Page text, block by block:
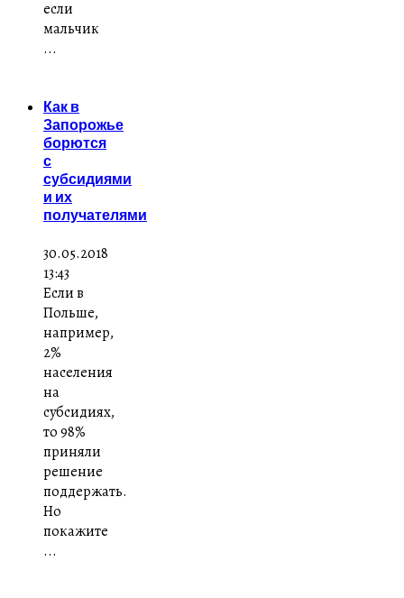
если
мальчик
...
Как в
Запорожье
борются
с
субсидиями
и их
получателями
30.05.2018
13:43
Если в
Польше,
например,
2%
населения
на
субсидиях,
то 98%
приняли
решение
поддержать.
Но
покажите
...